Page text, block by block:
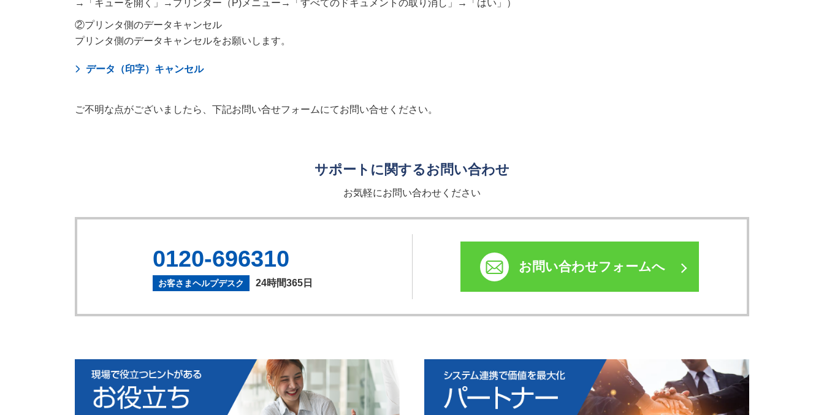
→「キューを開く」→プリンター（P)メニュー→「すべてのドキュメントの取り消し」→「はい」）
②プリンタ側のデータキャンセル
プリンタ側のデータキャンセルをお願いします。
データ（印字）キャンセル
ご不明な点がございましたら、下記お問い合せフォームにてお問い合せください。
サポートに関するお問い合わせ
お気軽にお問い合わせください
0120-696310
お客さまヘルプデスク 24時間365日
お問い合わせフォームへ